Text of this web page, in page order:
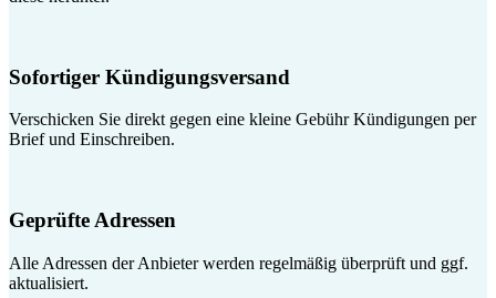
Sofortiger Kündigungsversand
Verschicken Sie direkt gegen eine kleine Gebühr Kündigungen per
Brief und Einschreiben.
Geprüfte Adressen
Alle Adressen der Anbieter werden regelmäßig überprüft und ggf.
aktualisiert.